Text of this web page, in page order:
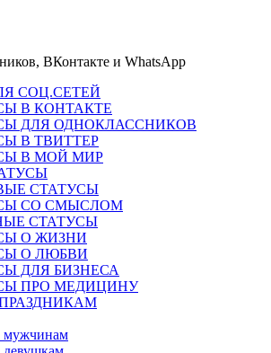
ВКонтакте и WhatsApp
СОЦ.СЕТЕЙ
В КОНТАКТЕ
ДЛЯ ОДНОКЛАССНИКОВ
В ТВИТТЕР
В МОЙ МИР
СТАТУСЫ
СО СМЫСЛОМ
СТАТУСЫ
О ЖИЗНИ
О ЛЮБВИ
ДЛЯ БИЗНЕСА
ПРО МЕДИЦИНУ